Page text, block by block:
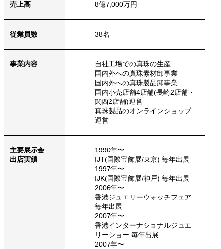
売上高 8億7,000万円
従業員数 38名
事業内容
自社工場での真珠の生産
国内外への真珠素材卸事業
国内外への真珠製品卸事業
国内小売店舗4店舗(長崎2店舗・
関西2店舗)運営
真珠製品のオンラインショップ
運営
主要展示会
出店実績
1990年〜
IJT(国際宝飾展/東京) 毎年出展
1997年〜
IJK(国際宝飾展/神戸) 毎年出展
2006年〜
香港ジュエリーウォッチフェア
毎年出展
2007年〜
香港インターナショナルジュエ
リーショー 毎年出展
2007年〜